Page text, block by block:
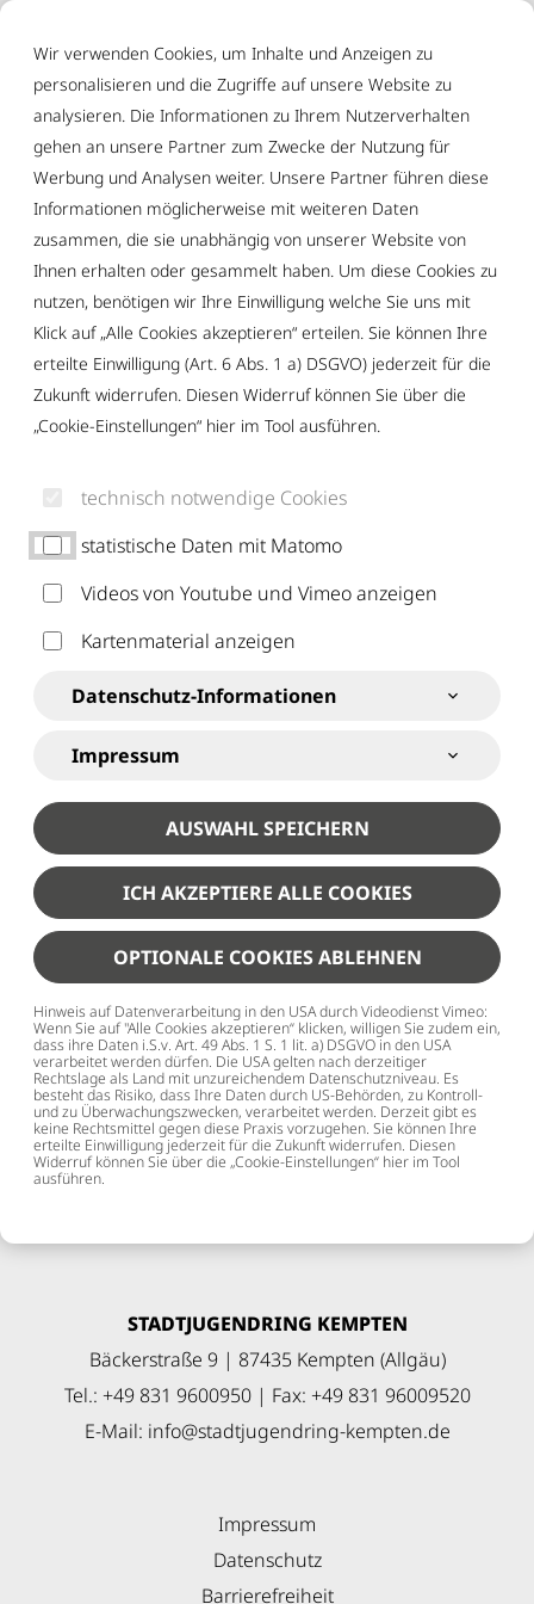
Informationen und Einstellungen zur Barrierefreiheit
DU HAST FRAGEN?
Dann ruf uns an oder schreib uns – wir sind immer für
dich da, freuen uns auf deine Nachricht und helfen dir
gerne weiter.
info@stadtjugendring-kempten.
Wir verwenden Cookies, um Inhalte und Anzeigen zu
personalisieren und die Zugriffe auf unsere Website zu
analysieren. Die Informationen zu Ihrem Nutzerverhalten
gehen an unsere Partner zum Zwecke der Nutzung für
Werbung und Analysen weiter. Unsere Partner führen diese
Informationen möglicherweise mit weiteren Daten
zusammen, die sie unabhängig von unserer Website von
Ihnen erhalten oder gesammelt haben. Um diese Cookies zu
nutzen, benötigen wir Ihre Einwilligung welche Sie uns mit
Klick auf „Alle Cookies akzeptieren“ erteilen. Sie können Ihre
erteilte Einwilligung (Art. 6 Abs. 1 a) DSGVO) jederzeit für die
Zukunft widerrufen. Diesen Widerruf können Sie über die
„Cookie-Einstellungen“ hier im Tool ausführen.
technisch notwendige Cookies
statistische Daten mit Matomo
Videos von Youtube und Vimeo anzeigen
Kartenmaterial anzeigen
Datenschutz-Informationen
Impressum
AUSWAHL SPEICHERN
ICH AKZEPTIERE ALLE COOKIES
OPTIONALE COOKIES ABLEHNEN
Hinweis auf Datenverarbeitung in den USA durch Videodienst Vimeo:
Wenn Sie auf "Alle Cookies akzeptieren“ klicken, willigen Sie zudem ein,
dass ihre Daten i.S.v. Art. 49 Abs. 1 S. 1 lit. a) DSGVO in den USA
verarbeitet werden dürfen. Die USA gelten nach derzeitiger
Rechtslage als Land mit unzureichendem Datenschutzniveau. Es
besteht das Risiko, dass Ihre Daten durch US-Behörden, zu Kontroll-
und zu Überwachungszwecken, verarbeitet werden. Derzeit gibt es
keine Rechtsmittel gegen diese Praxis vorzugehen. Sie können Ihre
erteilte Einwilligung jederzeit für die Zukunft widerrufen. Diesen
Widerruf können Sie über die „Cookie-Einstellungen“ hier im Tool
ausführen.
STADTJUGENDRING KEMPTEN
Bäckerstraße 9 | 87435 Kempten (Allgäu)
Tel.: +49 831 9600950 | Fax: +49 831 96009520
E-Mail: info@stadtjugendring-kempten.de
Impressum
Datenschutz
Barrierefreiheit